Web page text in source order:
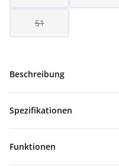
51
Beschreibung
Spezifikationen
Funktionen